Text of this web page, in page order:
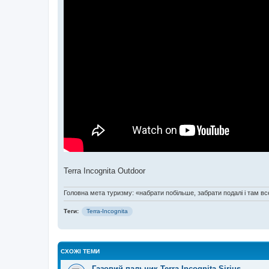
Terra Incognita Outdoor
Головна мета туризму: «набрати побільше, забрати подалі і там
Теги: Terra-Incognita
СХОЖІ ТЕМИ